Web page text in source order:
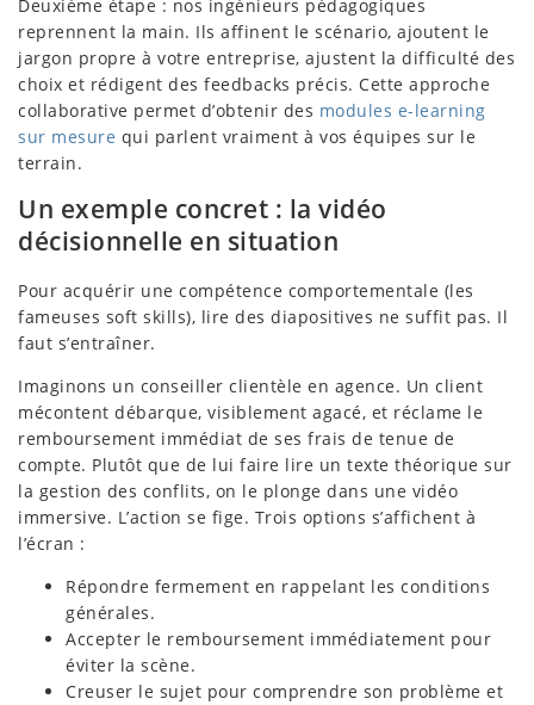
Deuxième étape : nos ingénieurs pédagogiques
reprennent la main. Ils affinent le scénario, ajoutent le
jargon propre à votre entreprise, ajustent la difficulté des
choix et rédigent des feedbacks précis. Cette approche
collaborative permet d’obtenir des modules e-learning
sur mesure qui parlent vraiment à vos équipes sur le
terrain.
Un exemple concret : la vidéo
décisionnelle en situation
Pour acquérir une compétence comportementale (les
fameuses soft skills), lire des diapositives ne suffit pas. Il
faut s’entraîner.
Imaginons un conseiller clientèle en agence. Un client
mécontent débarque, visiblement agacé, et réclame le
remboursement immédiat de ses frais de tenue de
compte. Plutôt que de lui faire lire un texte théorique sur
la gestion des conflits, on le plonge dans une vidéo
immersive. L’action se fige. Trois options s’affichent à
l’écran :
Répondre fermement en rappelant les conditions
générales.
Accepter le remboursement immédiatement pour
éviter la scène.
Creuser le sujet pour comprendre son problème et